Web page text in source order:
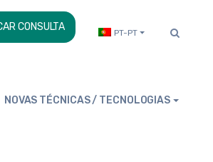
CONSULTA PT-PT
NOVAS TÉCNICAS / TECNOLOGIAS